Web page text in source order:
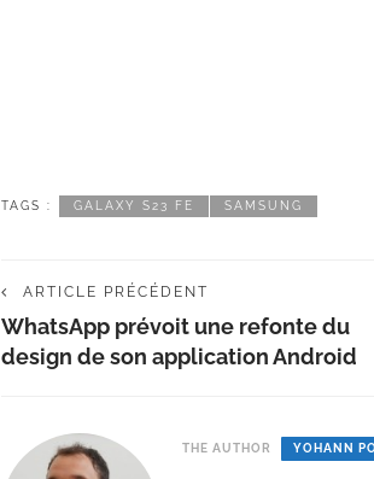
TAGS : GALAXY S23 FE SAMSUNG
ARTICLE PRÉCÉDENT
WhatsApp prévoit une refonte du
design de son application Android
THE AUTHOR YOHANN